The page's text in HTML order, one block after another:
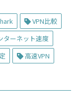
VPN比較
ターネット速度
高速VPN